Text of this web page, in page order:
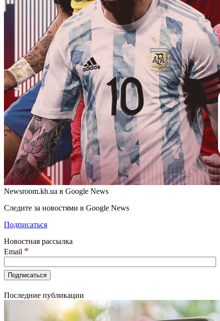
Newsroom.kh.ua в Google News
Следите за новостями в Google News
Подписаться
Новостная рассылка
Email *
Последние публикации